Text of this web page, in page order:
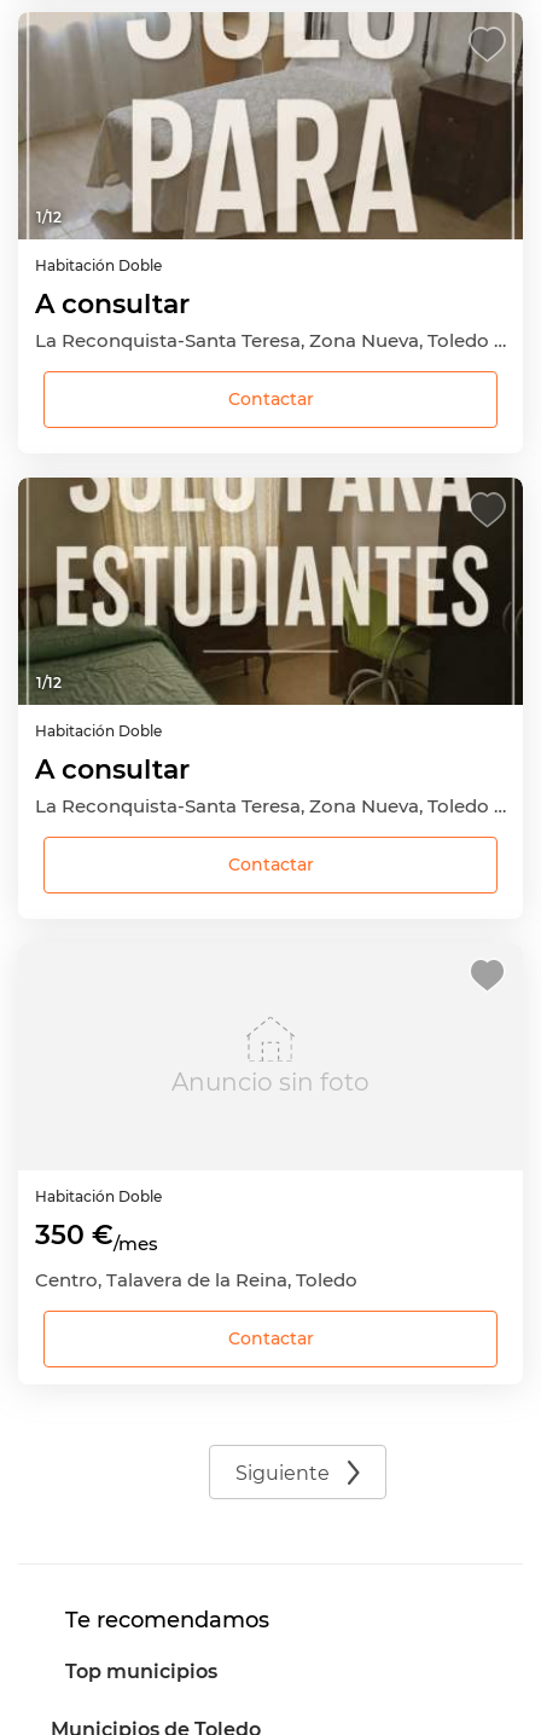
1/12
Habitación Doble
A consultar
La Reconquista-Santa Teresa, Zona Nueva, Toledo Capital, Toledo
Contactar
1/12
Habitación Doble
A consultar
La Reconquista-Santa Teresa, Zona Nueva, Toledo Capital, Toledo
Contactar
Anuncio sin foto
Habitación Doble
350 €/mes
Centro, Talavera de la Reina, Toledo
Contactar
Siguiente
Te recomendamos
Top municipios
Municipios de Toledo